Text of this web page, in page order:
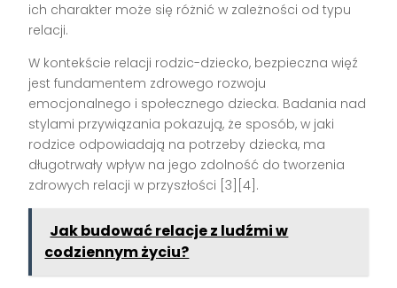
ich charakter może się różnić w zależności od typu
relacji.
W kontekście relacji rodzic-dziecko, bezpieczna więź
jest fundamentem zdrowego rozwoju
emocjonalnego i społecznego dziecka. Badania nad
stylami przywiązania pokazują, że sposób, w jaki
rodzice odpowiadają na potrzeby dziecka, ma
długotrwały wpływ na jego zdolność do tworzenia
zdrowych relacji w przyszłości [3][4].
Jak budować relacje z ludźmi w
codziennym życiu?